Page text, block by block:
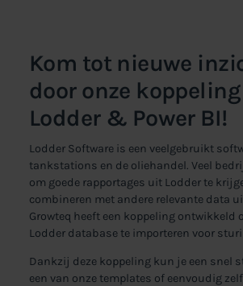
Kom tot nieuwe
door onze
Lodder & Power BI!
Lodder Software is een veelgebruikt
tankstations en de oliehandel. Veel
om goede rapportages uit Lodder te
combineren met andere relevante data
Growteq heeft een koppeling ontwikkeld
Lodder database te importeren voor
Dankzij deze koppeling kun je een snel
een van onze templates of eenvoudig